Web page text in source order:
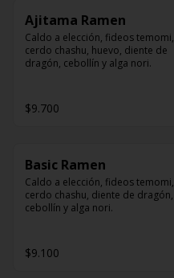
Ajitama Ramen
Caldo a elección, fideos temomi,
cerdo chashu, huevo, diente de
dragón, cebollín y alga nori.
$9.700
Basic Ramen
Caldo a elección, fideos temomi,
cerdo chashu, diente de dragón,
cebollín y alga nori.
$9.100